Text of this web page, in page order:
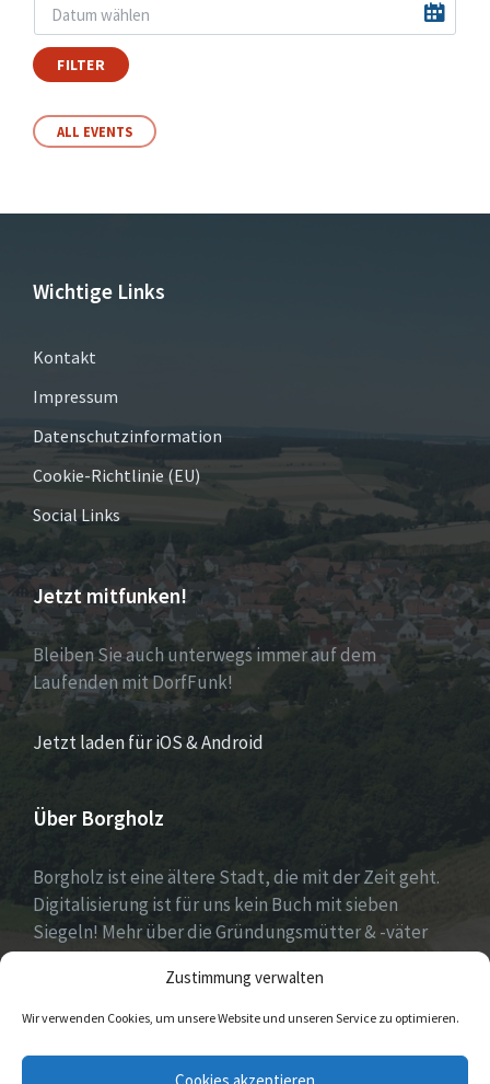
Zustimmung verwalten
Wir verwenden Cookies, um unsere Website und unseren Service zu optimieren.
Cookies akzeptieren
FILTER
ALL EVENTS
Wichtige Links
Kontakt
Impressum
Datenschutzinformation
Cookie-Richtlinie (EU)
Social Links
Jetzt mitfunken!
Bleiben Sie auch unterwegs immer auf dem
Laufenden mit DorfFunk!
Jetzt laden für iOS & Android
Über Borgholz
Borgholz ist eine ältere Stadt, die mit der Zeit geht.
Digitalisierung ist für uns kein Buch mit sieben
Siegeln! Mehr über die Gründungsmütter & -väter
gibt es unterDorfwerkstattund
https://www.digitale-doerfer.de!